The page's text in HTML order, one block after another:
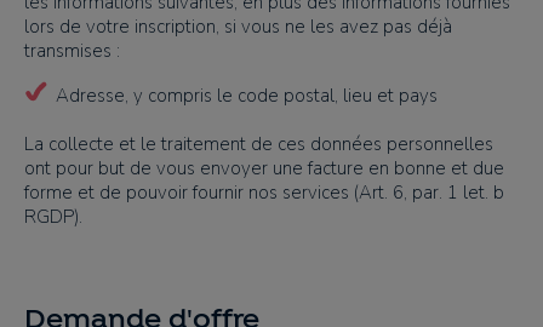
lors de votre inscription, si vous ne les avez pas déjà
transmises :
Adresse, y compris le code postal, lieu et pays
La collecte et le traitement de ces données personnelles
ont pour but de vous envoyer une facture en bonne et due
forme et de pouvoir fournir nos services (Art. 6, par. 1 let. b
RGDP).
Demande d'offre